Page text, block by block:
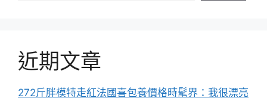
近期文章
272斤胖模特走紅法國喜包養價格時髦界：我很漂亮